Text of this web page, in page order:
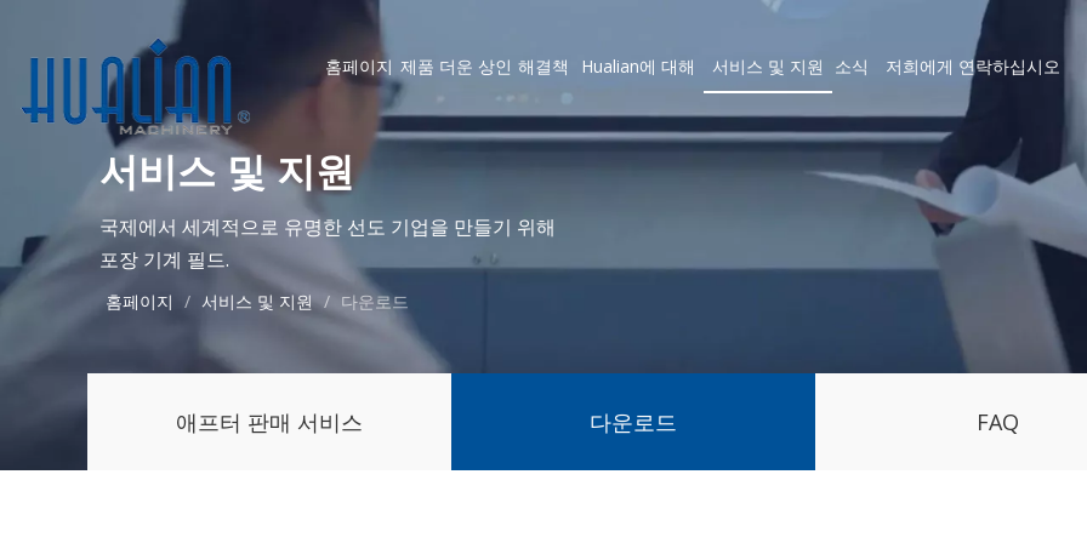
홈페이지 제품 더운 상인 해결책 Hualian에 대해 서비스 및 지원 소식 저희에게 연락하십시오
서비스 및 지원
국제에서 세계적으로 유명한 선도 기업을 만들기 위해
포장 기계 필드.
홈페이지 / 서비스 및 지원 / 다운로드
애프터 판매 서비스 다운로드 FAQ